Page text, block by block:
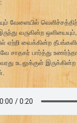
வேளையில்
வருகின்ற
ஏற்றி வைக்கின்ற
சாதகர் பார்த்து
உடலுக்குள்